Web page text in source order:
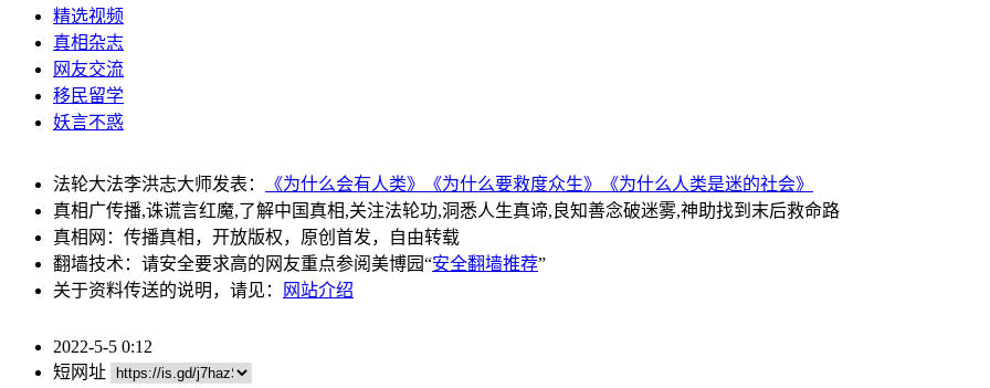
精选视频
真相杂志
网友交流
移民留学
妖言不惑
法轮大法李洪志大师发表： 《为什么会有人类》 《为什么要救度众生》
《为什么人类是迷的社会》
真相广传播,诛谎言红魔,了解中国真相,关注法轮功,洞悉人生真谛,良知善念破迷雾,神助找到末后救命路
真相网：传播真相，开放版权，原创首发，自由转载
翻墙技术：请安全要求高的网友重点参阅美博园“安全翻墙推荐”
关于资料传送的说明，请见：
网站介绍
2022-5-5 0:12
短网址